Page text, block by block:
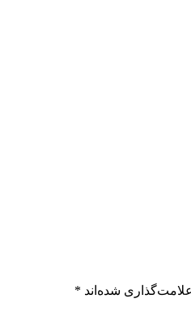
شده‌اند *